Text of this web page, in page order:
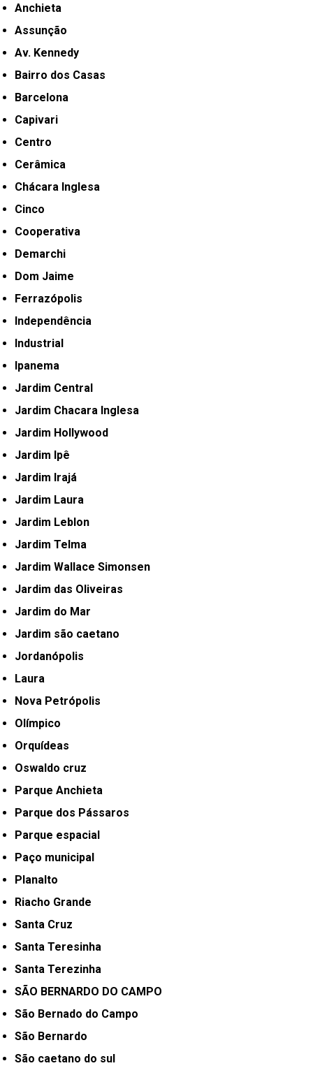
Anchieta
Assunção
Av. Kennedy
Bairro dos Casas
Barcelona
Capivari
Centro
Cerâmica
Chácara Inglesa
Cinco
Cooperativa
Demarchi
Dom Jaime
Ferrazópolis
Independência
Industrial
Ipanema
Jardim Central
Jardim Chacara Inglesa
Jardim Hollywood
Jardim Ipê
Jardim Irajá
Jardim Laura
Jardim Leblon
Jardim Telma
Jardim Wallace Simonsen
Jardim das Oliveiras
Jardim do Mar
Jardim são caetano
Jordanópolis
Laura
Nova Petrópolis
Olímpico
Orquídeas
Oswaldo cruz
Parque Anchieta
Parque dos Pássaros
Parque espacial
Paço municipal
Planalto
Riacho Grande
Santa Cruz
Santa Teresinha
Santa Terezinha
SÃO BERNARDO DO CAMPO
São Bernado do Campo
São Bernardo
São caetano do sul